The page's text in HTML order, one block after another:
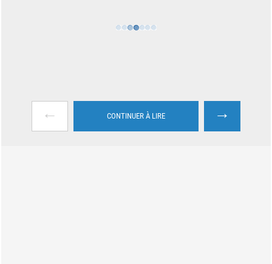
← CONTINUER À LIRE →